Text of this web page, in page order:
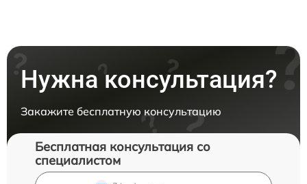
Нужна консультация?
Закажите бесплатную консультацию
Бесплатная консультация со
специалистом